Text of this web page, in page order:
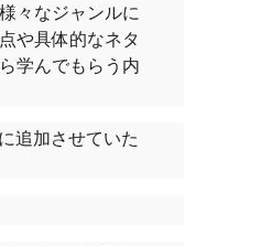
々なジャンルに
や具体的なネタ
学んでもらう内
追加させていた